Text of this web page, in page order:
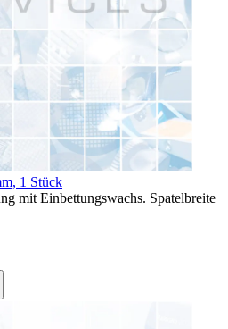
1 Stück
mit Einbettungswachs. Spatelbreite